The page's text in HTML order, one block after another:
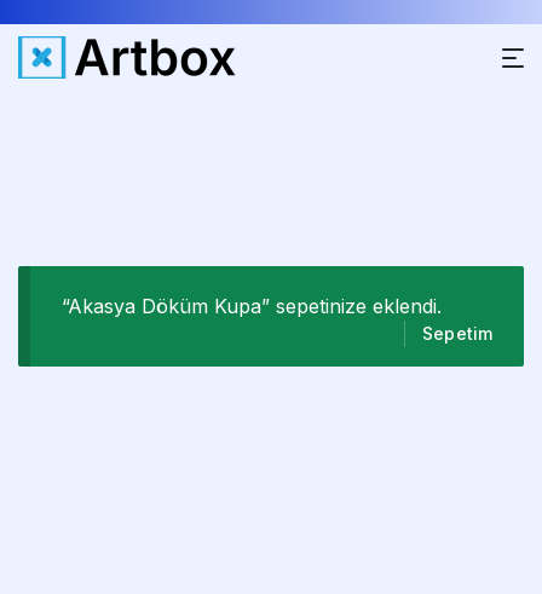
“Akasya Döküm Kupa” sepetinize eklendi.
Sepetim